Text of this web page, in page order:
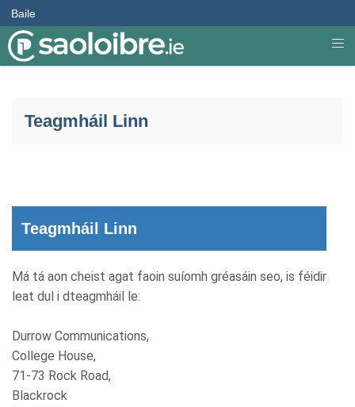
Baile
Teagmháil Linn
Teagmháil Linn
Má tá aon cheist agat faoin suíomh gréasáin seo, is féidir
leat dul i dteagmháil le:
Durrow Communications,
College House,
71-73 Rock Road,
Blackrock